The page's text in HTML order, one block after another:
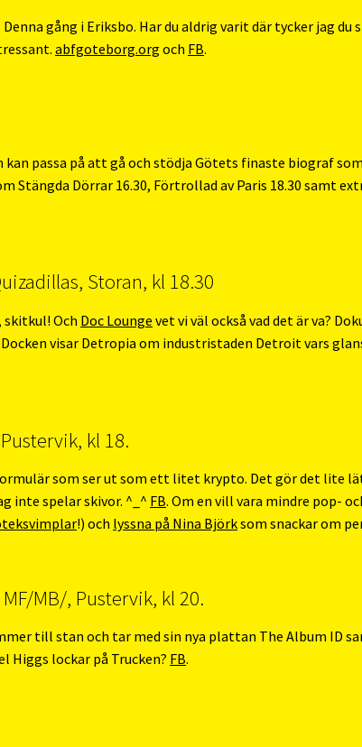
gång i Eriksbo. Har du aldrig varit där tycker jag
abfgoteborg.org och FB.
passa på att gå och stödja Götets finaste biograf
Stängda Dörrar 16.30, Förtrollad av Paris 18.30 samt
Storan, kl 18.30
skitkul! Och Doc Lounge vet vi väl också vad det är va?
visar Detropia om industristaden Detroit vars
kl 18.
som ser ut som ett litet krypto. Det gör det lite
inte spelar skivor. ^_^ FB. Om en vill vara mindre pop-
!) och lyssna på Nina Björksom snackar om
MB/, Pustervik, kl 20.
till stan och tar med sin nya plattan The Album ID
Higgs lockar på Trucken? FB.